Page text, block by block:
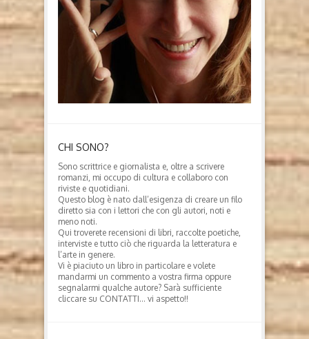
CHI SONO?
Sono scrittrice e giornalista e, oltre a scrivere
romanzi, mi occupo di cultura e collaboro con
riviste e quotidiani.
Questo blog è nato dall’esigenza di creare un filo
diretto sia con i lettori che con gli autori, noti e
meno noti.
Qui troverete recensioni di libri, raccolte poetiche,
interviste e tutto ciò che riguarda la letteratura e
l’arte in genere.
Vi è piaciuto un libro in particolare e volete
mandarmi un commento a vostra firma oppure
segnalarmi qualche autore? Sarà sufficiente
cliccare su CONTATTI… vi aspetto!!